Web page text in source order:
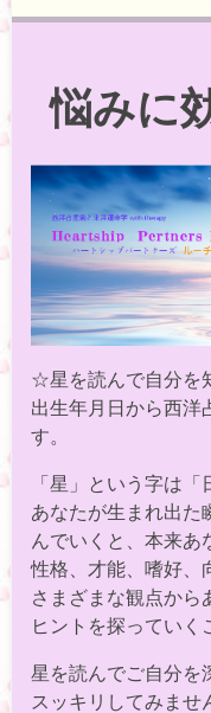
悩みに
☆星を読んで自分
出生年月日から西洋
す。
「星」という字は
あなたが生まれ出た
んでいくと、本来あ
性格、才能、嗜好
さまざまな観点から
ヒントを探っていく
星を読んでご自分を
スッキリしてみませ